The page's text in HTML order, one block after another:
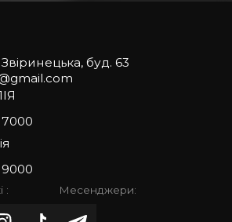
буд. 63
: Месенджери: